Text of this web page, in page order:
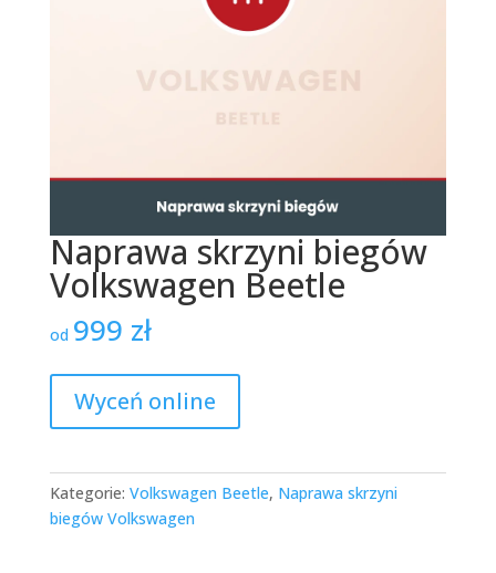
Naprawa skrzyni biegów
Volkswagen Beetle
od 999 zł
Wyceń online
Kategorie: Volkswagen Beetle, Naprawa skrzyni
biegów Volkswagen